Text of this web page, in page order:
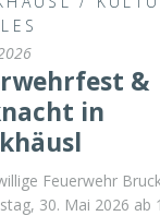
&
in
Feuerwehr
30. Mai 2026 ab